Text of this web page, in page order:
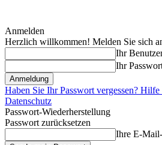
Anmelden
Herzlich willkommen! Melden Sie sich
Ihr
Ihr
Haben Sie Ihr Passwort vergessen? Hilfe
Datenschutz
Passwort-Wiederherstellung
Passwort zurücksetzen
Ihre E-